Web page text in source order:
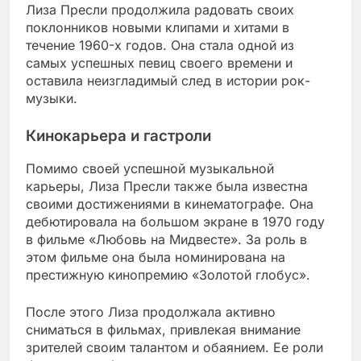
Лиза Пресли продолжила радовать своих
поклонников новыми клипами и хитами в
течение 1960-х годов. Она стала одной из
самых успешных певиц своего времени и
оставила неизгладимый след в истории рок-
музыки.
Кинокарьера и гастроли
Помимо своей успешной музыкальной
карьеры, Лиза Пресли также была известна
своими достижениями в кинематографе. Она
дебютировала на большом экране в 1970 году
в фильме «Любовь на Мидвесте». За роль в
этом фильме она была номинирована на
престижную кинопремию «Золотой глобус».
После этого Лиза продолжала активно
сниматься в фильмах, привлекая внимание
зрителей своим талантом и обаянием. Ее роли